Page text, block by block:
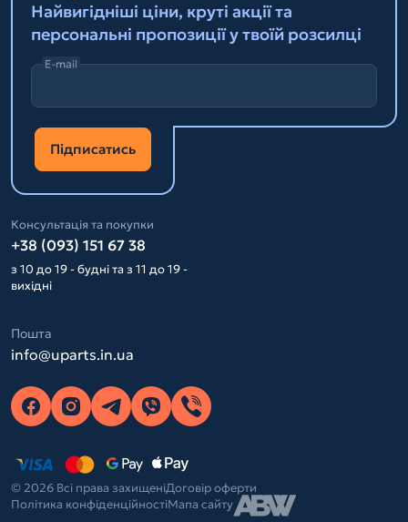
Найвигідніші ціни, круті акції та
персональні пропозиції у твоїй розсилці
E-mail
Підписатись
Консультація та покупки
+38 (093) 151 67 38
з 10 до 19 - будні та з 11 до 19 -
вихідні
Пошта
info@uparts.in.ua
© 2026 Всі права захищеніДоговір оферти
Політика конфіденційностіМапа сайту